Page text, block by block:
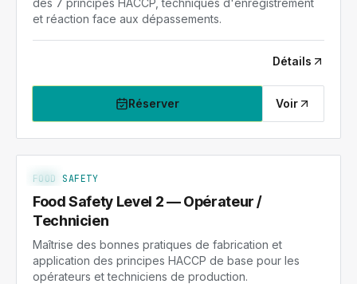
des 7 principes HACCP, techniques d'enregistrement
et réaction face aux dépassements.
Détails
Réserver Voir
FS-2
FOOD SAFETY
Food Safety Level 2 — Opérateur /
Technicien
Maîtrise des bonnes pratiques de fabrication et
application des principes HACCP de base pour les
opérateurs et techniciens de production.